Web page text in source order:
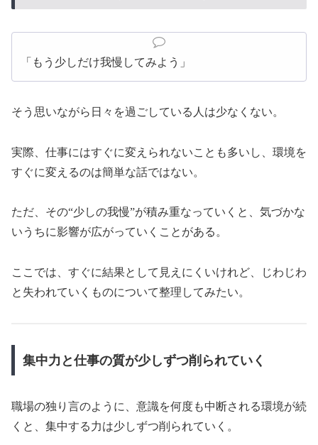
「もう少しだけ我慢してみよう」
そう思いながら日々を過ごしている人は少なくない。
実際、仕事にはすぐに変えられないことも多いし、環境を
すぐに変えるのは簡単な話ではない。
ただ、その“少しの我慢”が積み重なっていくと、気づかな
いうちに影響が広がっていくことがある。
ここでは、すぐに結果として見えにくいけれど、じわじわ
と失われていくものについて整理してみたい。
集中力と仕事の質が少しずつ削られていく
職場の独り言のように、意識を何度も中断される環境が続
くと、集中する力は少しずつ削られていく。